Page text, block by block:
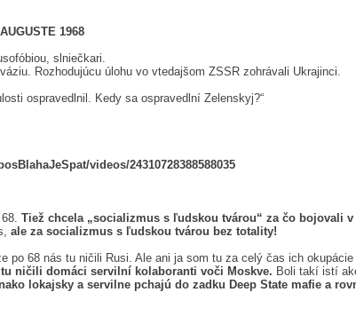
1968
slniečkari.
Rozhodujúcu úlohu vo vtedajšom ZSSR zohrávali Ukrajinci.
ospravedlnil. Kedy sa ospravedlní Zelenskyj?“
videos/24310728388588035
Tiež chcela „socializmus s ľudskou tvárou“ za čo bojovali v
ale za socializmus s ľudskou tvárou bez totality!
po 68 nás tu ničili Rusi. Ale ani ja som tu za celý čas ich okupácie
tu ničili domáci servilní kolaboranti voči Moskve. Boli takí istí
lokajsky a servilne pchajú do zadku Deep State mafie a